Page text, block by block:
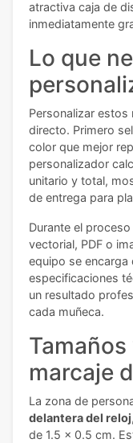
atractiva caja de
inmediatamente
Lo que
Personalizar
directo. Primero
color que mejor
personalizador
unitario y total,
de entrega para
Durante el
vectorial, PDF o
equipo se encarga
especificaciones
un resultado
cada muñeca.
marcaje
La zona de
delantera del reloj
de 1.5 x 0.5 cm.